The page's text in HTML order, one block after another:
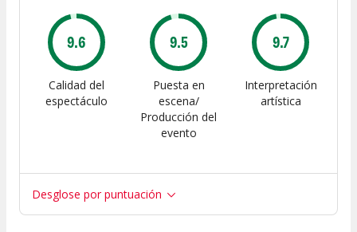
9.6
Calidad del
espectáculo
9.5
Puesta en
escena/
Producción del
evento
9.7
Interpretación
artística
Desglose por puntuación